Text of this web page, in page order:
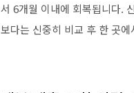
서 6개월 이내에 회복됩니다.
보다는 신중히 비교 후 한 곳